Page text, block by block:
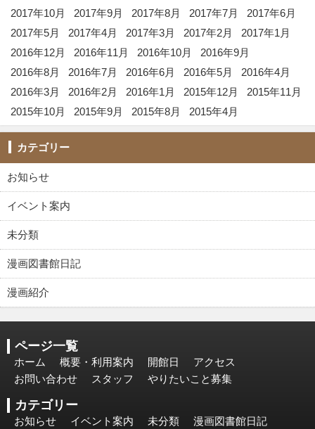
2017年10月
2017年9月 2017年8月 2017年7月
2017年6月
2017年5月
2017年4月 2017年3月 2017年2月
2017年1月
2016年12月
2016年11月 2016年10月
2016年9月
2016年8月
2016年7月 2016年6月 2016年5月
2016年4月
2016年3月
2016年2月 2016年1月 2015年12月
2015年11月
2015年10月
2015年9月 2015年8月 2015年4月
カテゴリー
お知らせ
イベント案内
未分類
漫画図書館日記
漫画紹介
ページ一覧
ホーム 概要・利用案内 開館日
アクセス
お問い合わせ
スタッフ やりたいこと募集
カテゴリー
お知らせ イベント案内 未分類 漫画図書館日記